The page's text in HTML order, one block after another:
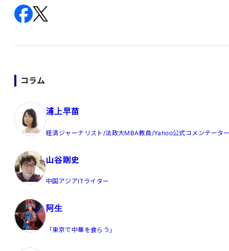
コラム
浦上早苗
経済ジャーナリスト/法政大MBA教員/Yahoo公式コメンテータ
山谷剛史
中国アジアITライター
阿生
「東京で中華を食らう」